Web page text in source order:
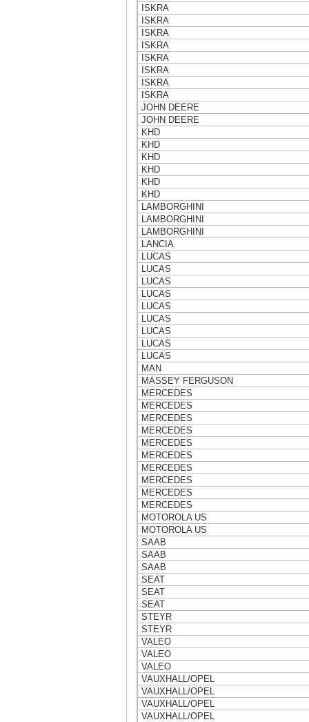
ISKRA
ISKRA
ISKRA
ISKRA
ISKRA
ISKRA
ISKRA
ISKRA
JOHN DEERE
JOHN DEERE
KHD
KHD
KHD
KHD
KHD
KHD
LAMBORGHINI
LAMBORGHINI
LAMBORGHINI
LANCIA
LUCAS
LUCAS
LUCAS
LUCAS
LUCAS
LUCAS
LUCAS
LUCAS
LUCAS
MAN
MASSEY FERGUSON
MERCEDES
MERCEDES
MERCEDES
MERCEDES
MERCEDES
MERCEDES
MERCEDES
MERCEDES
MERCEDES
MERCEDES
MOTOROLA US
MOTOROLA US
SAAB
SAAB
SAAB
SEAT
SEAT
SEAT
STEYR
STEYR
VALEO
VALEO
VALEO
VAUXHALL/OPEL
VAUXHALL/OPEL
VAUXHALL/OPEL
VAUXHALL/OPEL